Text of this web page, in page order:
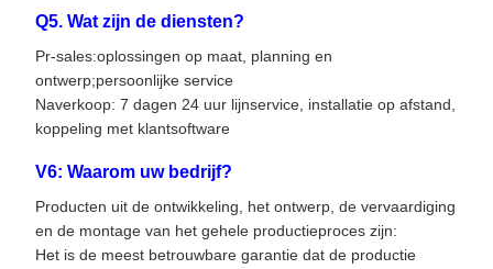
Q5. Wat zijn de diensten?
Pr-sales:oplossingen op maat, planning en
ontwerp;persoonlijke service
Naverkoop: 7 dagen 24 uur lijnservice, installatie op afstand,
koppeling met klantsoftware
V6: Waarom uw bedrijf?
Producten uit de ontwikkeling, het ontwerp, de vervaardiging
en de montage van het gehele productieproces zijn:
Het is de meest betrouwbare garantie dat de productie